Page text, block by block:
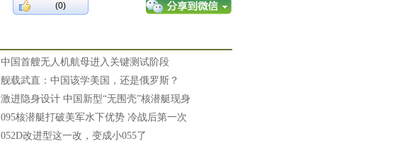
(0)
中国首艘无人机航母进入关键测试阶段
舰载武直：中国该学美国，还是俄罗斯？
激进隐身设计 中国新型“无围壳”核潜艇现身
095核潜艇打破美军水下优势 冷战后第一次
052D改进型这一改，变成小055了